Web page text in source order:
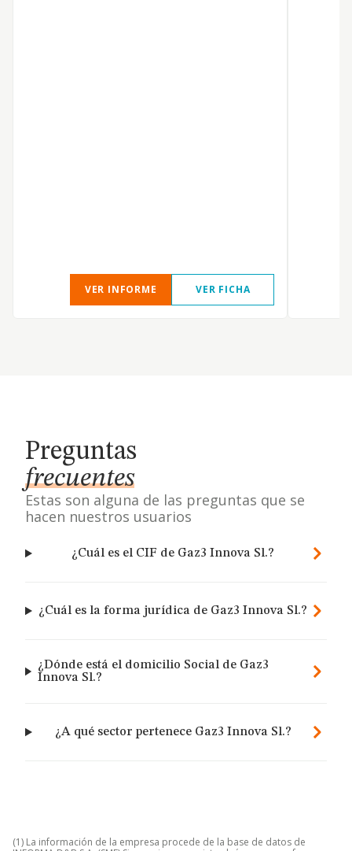
VER INFORME VER FICHA
Preguntas
frecuentes
Estas son alguna de las preguntas que se
hacen nuestros usuarios
¿Cuál es el CIF de Gaz3 Innova Sl.?
¿Cuál es la forma jurídica de Gaz3 Innova Sl.?
¿Dónde está el domicilio Social de Gaz3
Innova Sl.?
¿A qué sector pertenece Gaz3 Innova Sl.?
(1) La información de la empresa procede de la base de datos de